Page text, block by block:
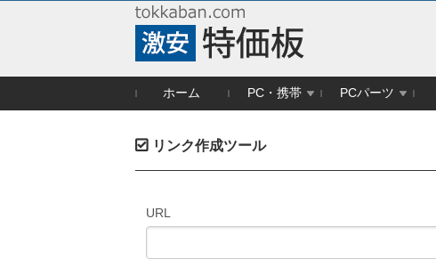
ホーム PC・携帯 PCパーツ
リンク作成ツール
URL